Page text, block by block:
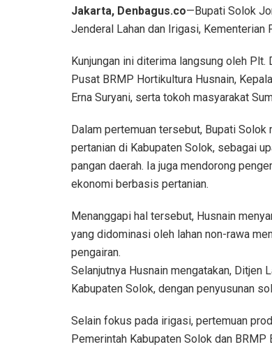
Jakarta, Denbagus.co—Bupati Solok
Jenderal Lahan dan Irigasi, Kementerian
Kunjungan ini diterima langsung oleh
Pusat BRMP Hortikultura Husnain,
Erna Suryani, serta tokoh masyarakat
Dalam pertemuan tersebut, Bupati
pertanian di Kabupaten Solok, sebagai
pangan daerah. Ia juga mendorong
ekonomi berbasis pertanian.
Menanggapi hal tersebut, Husnain
yang didominasi oleh lahan non-rawa
pengairan.
Selanjutnya Husnain mengatakan, Ditjen
Kabupaten Solok, dengan penyusunan
Selain fokus pada irigasi, pertemuan
Pemerintah Kabupaten Solok dan